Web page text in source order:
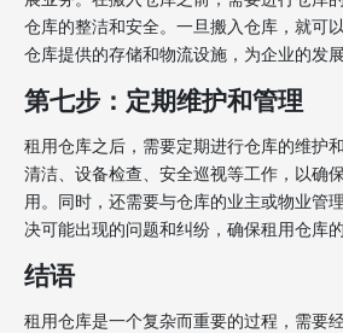
仓库的整洁和安全。一旦搬入仓库，就可
仓库提供的存储和物流设施，为企业的发展
第七步：定期维护和管理
租用仓库之后，需要定期进行仓库的维护
清洁、设备检查、安全巡视等工作，以确
用。同时，还需要与仓库的业主或物业管
决可能出现的问题和纠纷，确保租用仓库的
结语
租用仓库是一个复杂而重要的过程，需要